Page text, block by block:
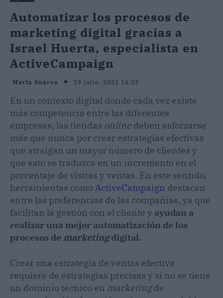
Automatizar los procesos de
marketing digital gracias a
Israel Huerta, especialista en
ActiveCampaign
Marta Suárez 29 julio, 2021 16:23
En un contexto digital donde cada vez existe
más competencia entre las diferentes
empresas, las tiendas online deben esforzarse
más que nunca por crear estrategias efectivas
que atraigan un mayor número de clientes y
que esto se traduzca en un incremento en el
porcentaje de visitas y ventas. En este sentido,
herramientas como ActiveCampaign destacan
entre las preferencias de las compañías, ya que
facilitan la gestión con el cliente y ayudan a
realizar una mejor automatización de los
procesos de marketingdigital.
Crear una estrategia de ventas efectiva
requiere de estrategias precisas y si no se tiene
un dominio técnico en marketingde